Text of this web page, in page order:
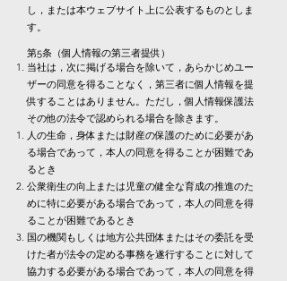
し，または本ウェブサイト上に公表するものとしま
す。
第5条（個人情報の第三者提供）
当社は，次に掲げる場合を除いて，あらかじめユー
ザーの同意を得ることなく，第三者に個人情報を提
供することはありません。ただし，個人情報保護法
その他の法令で認められる場合を除きます。
人の生命，身体または財産の保護のために必要があ
る場合であって，本人の同意を得ることが困難であ
るとき
公衆衛生の向上または児童の健全な育成の推進のた
めに特に必要がある場合であって，本人の同意を得
ることが困難であるとき
国の機関もしくは地方公共団体またはその委託を受
けた者が法令の定める事務を遂行することに対して
協力する必要がある場合であって，本人の同意を得